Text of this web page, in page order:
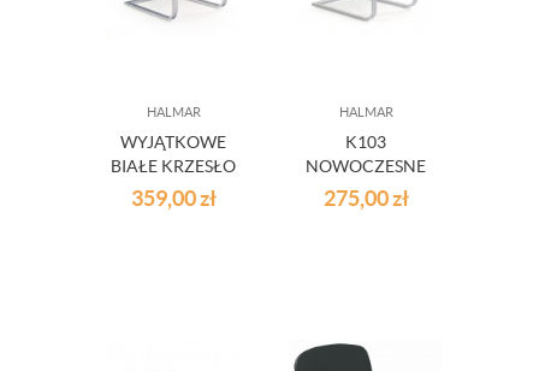
HALMAR
WYJĄTKOWE
BIAŁE KRZESŁO
K108
359,00zł
HALMAR
K103
NOWOCZESNE
KRZESŁO SZARO-
BIAŁE
275,00zł